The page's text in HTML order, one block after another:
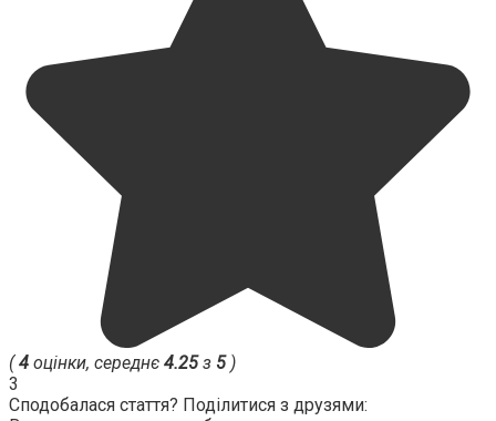
(4 оцінки, середнє 4.25з 5)
3
Сподобалася стаття? Поділитися з друзями: